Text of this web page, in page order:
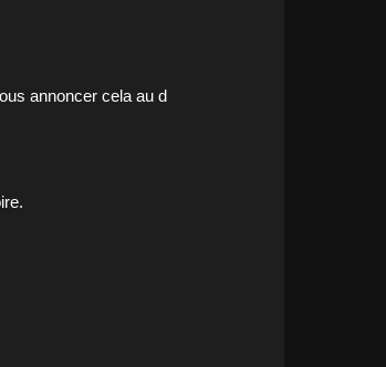
annoncer cela au d